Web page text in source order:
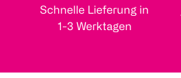
Schnelle Lieferung in
1-3 Werktagen